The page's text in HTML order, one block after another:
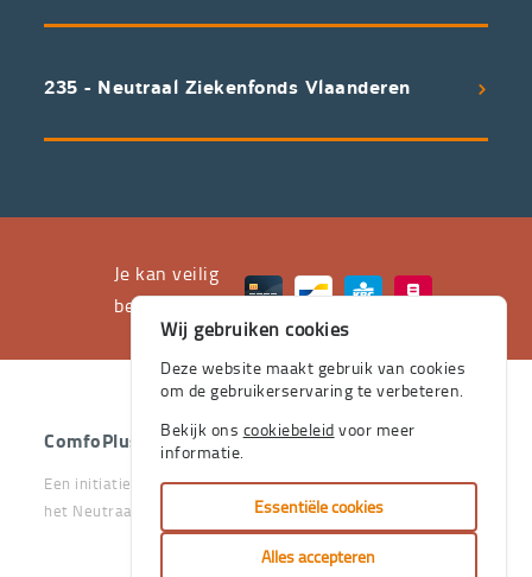
uitstekend
waarvan
huis
stevige
zijn.
235 - Neutraal Ziekenfonds Vlaanderen
Je kan veilig
betalen met
ComfoPlus - 2026 - Alle rechten voorbehouden.
Een initiatief van het Vlaams & Neutraal Ziekenfonds en van
het Neutraal Ziekenfonds Vlaanderen
Wij gebruiken cookies
Deze website maakt gebruik van cookies
om de gebruikerservaring te verbeteren.
Bekijk ons cookiebeleid voor meer
informatie.
Essentiële cookies
Alles accepteren